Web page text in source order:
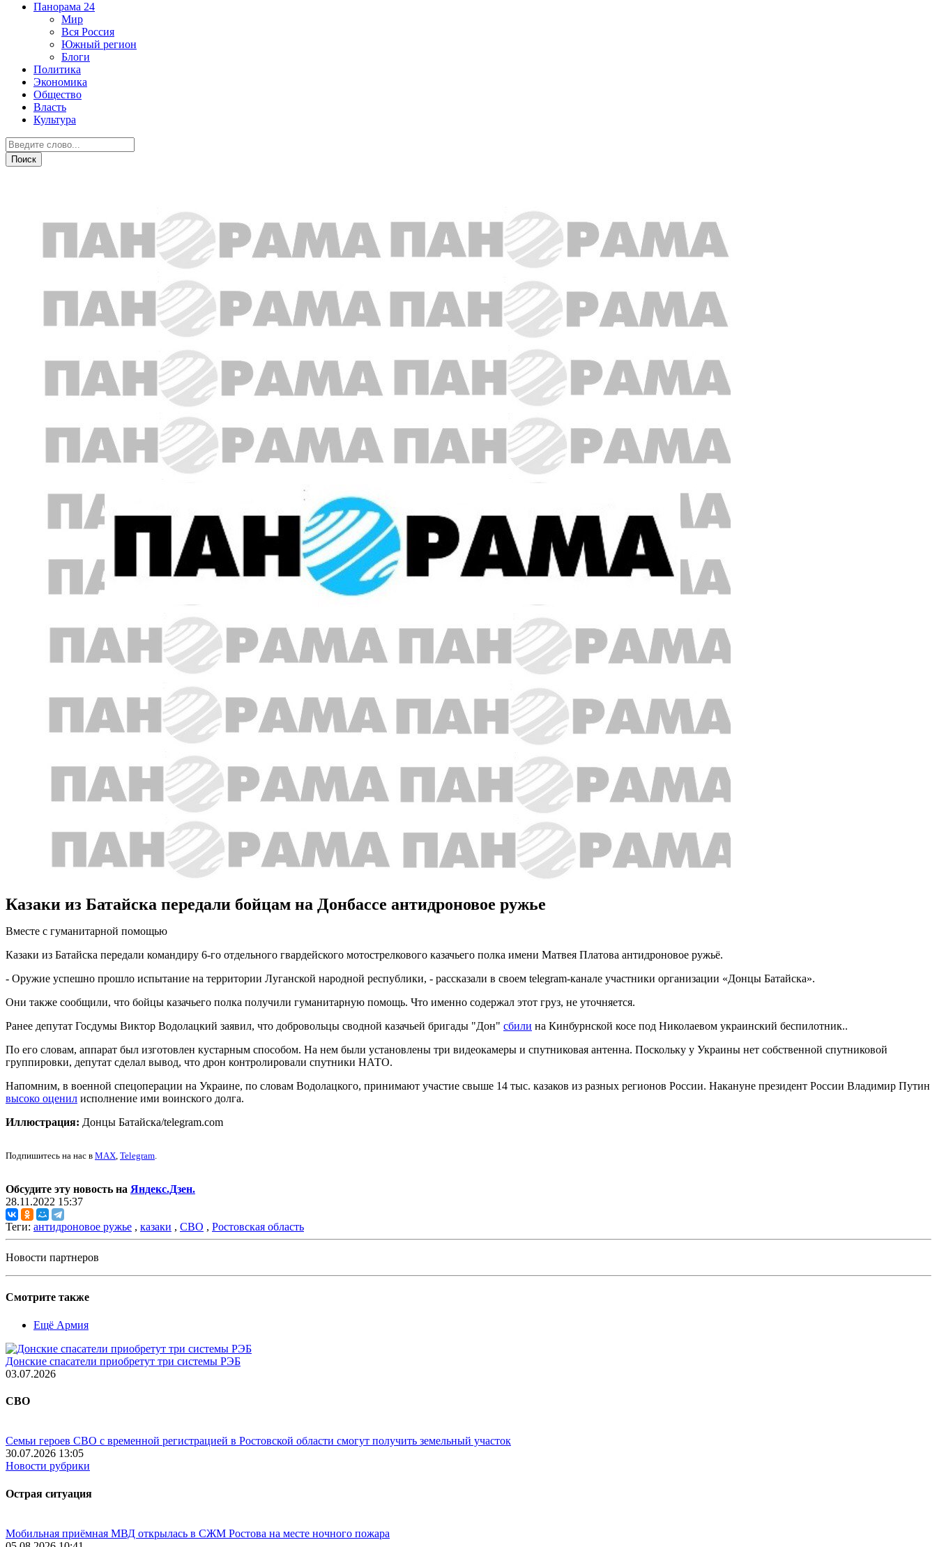
Панорама 24
Мир
Вся Россия
Южный регион
Блоги
Политика
Экономика
Общество
Власть
Культура
Казаки из Батайска передали бойцам на Донбассе антидроновое ружье
Вместе с гуманитарной помощью
Казаки из Батайска передали командиру 6-го отдельного гвардейского мотострелкового казачьего полка имени Матвея Платова антидроновое ружьё.
- Оружие успешно прошло испытание на территории Луганской народной республики, - рассказали в своем telegram-канале участники организации «Донцы Батайска».
Они также сообщили, что бойцы казачьего полка получили гуманитарную помощь. Что именно содержал этот груз, не уточняется.
Ранее депутат Госдумы Виктор Водолацкий заявил, что добровольцы сводной казачьей бригады "Дон" сбили на Кинбурнской косе под Николаевом украинский беспилотник..
По его словам, аппарат был изготовлен кустарным способом. На нем были установлены три видеокамеры и спутниковая антенна. Поскольку у Украины нет собственной спутниковой
группировки, депутат сделал вывод, что дрон контролировали спутники НАТО.
Напомним, в военной спецоперации на Украине, по словам Водолацкого, принимают участие свыше 14 тыс. казаков из разных регионов России. Накануне президент России Владимир Путин
высоко оценил исполнение ими воинского долга.
Иллюстрация: Донцы Батайска/telegram.com
Подпишитесь на нас в MAX, Telegram.
Обсудите эту новость на Яндекс.Дзен.
28.11.2022 15:37
Теги: антидроновое ружье , казаки , СВО , Ростовская область
Новости партнеров
Смотрите также
Ещё Армия
Донские спасатели приобретут три системы РЭБ
03.07.2026
СВО
Семьи героев СВО с временной регистрацией в Ростовской области смогут получить земельный участок
30.07.2026 13:05
Новости рубрики
Острая ситуация
Мобильная приёмная МВД открылась в СЖМ Ростова на месте ночного пожара